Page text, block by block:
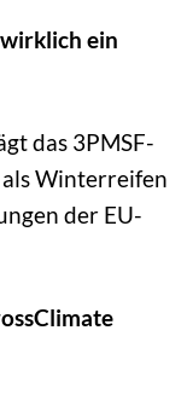
ein
das 3PMSF-
Winterreifen
der EU-